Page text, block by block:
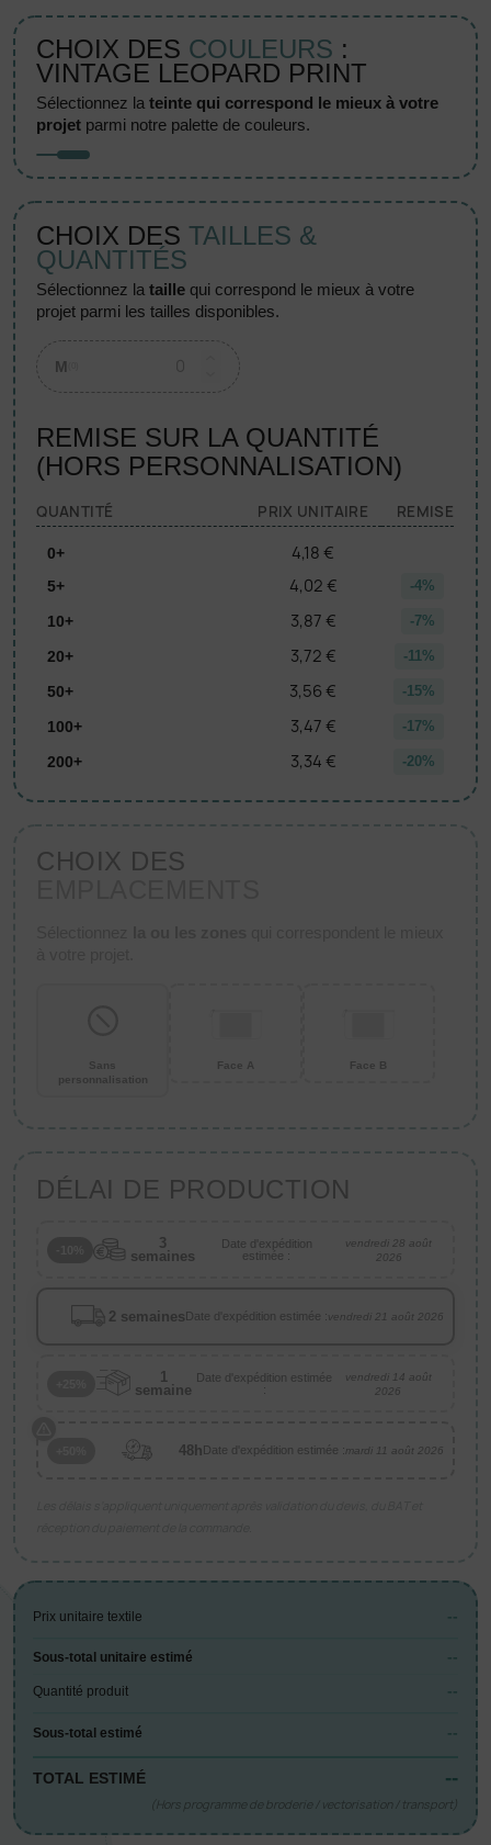
CHOIX DES COULEURS :
VINTAGE LEOPARD PRINT
sélectionnez lateinte qui correspond le mieux à votre
projet parmi notre palette de couleurs.
CHOIX DES TAILLES &
QUANTITÉS
sélectionnez lataille qui correspond le mieux à votre
projet parmi les tailles disponibles.
M
REMISE SUR LA QUANTITÉ
(HORS PERSONNALISATION)
QUANTITÉ PRIX UNITAIRE REMISE
0+ 4,18 €
5+ 4,02 € -4%
10+ 3,87 € -7%
20+ 3,72 € -11%
50+ 3,56 € -15%
100+ 3,47 € -17%
200+ 3,34 € -20%
CHOIX DES
Sans
personnalisation
Face A Face B
DÉLAI DE PRODUCTION
3
semaines
Date d'expédition
estimée :
vendredi 28 août
2026
2 semaines Date d'expédition estimée :vendredi 21 août 2026
1
semaine
Date d'expédition estimée
:
vendredi 14 août
2026
48h Date d'expédition estimée :mardi 11 août 2026
Prix unitaire textile --
Sous-total unitaire estimé --
Quantité produit --
Sous-total estimé --
TOTAL ESTIMÉ --
(Hors programme de broderie / vectorisation / transport)